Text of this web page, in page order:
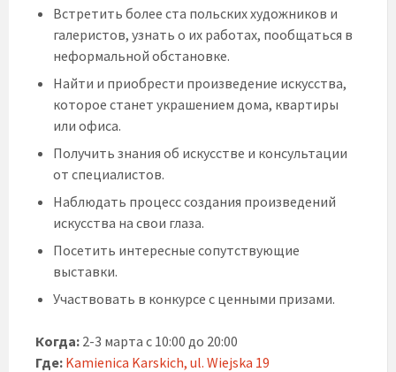
Встретить более ста польских художников и
галеристов, узнать о их работах, пообщаться в
неформальной обстановке.
Найти и приобрести произведение искусства,
которое станет украшением дома, квартиры
или офиса.
Получить знания об искусстве и консультации
от специалистов.
Наблюдать процесс создания произведений
искусства на свои глаза.
Посетить интересные сопутствующие
выставки.
Участвовать в конкурсе с ценными призами.
Когда: 2-3 марта с 10:00 до 20:00
Где: Kamienica Karskich, ul. Wiejska 19